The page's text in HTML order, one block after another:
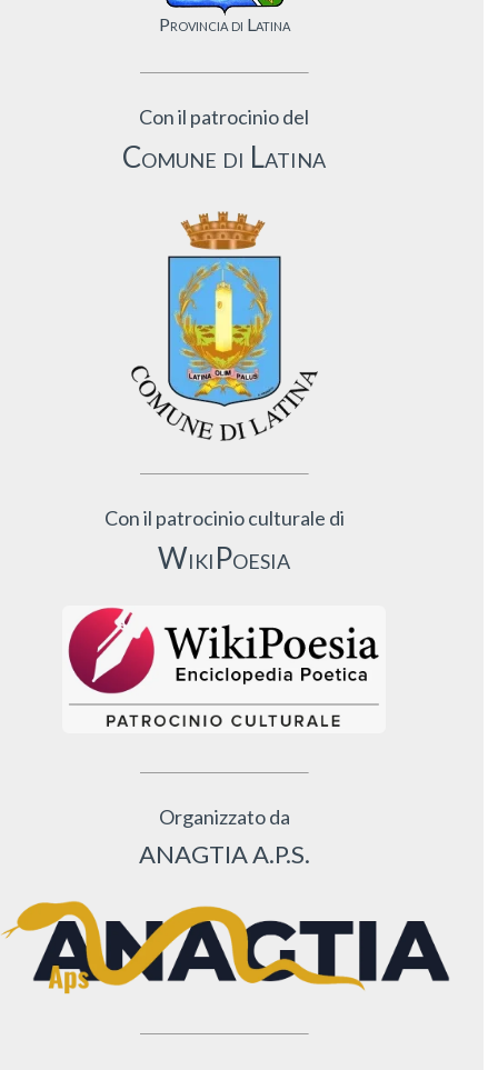
Provincia di Latina
Con il patrocinio del
Comune di Latina
Con il patrocinio culturale di
WikiPoesia
Organizzato da
ANAGTIA A.P.S.